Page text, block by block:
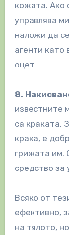
кожата. Ако
управлява
наложи да
агенти като
оцет.
8.
известните
са краката.
крака, е
грижата им.
средство за
Всяко от
ефективно,
на тялото,